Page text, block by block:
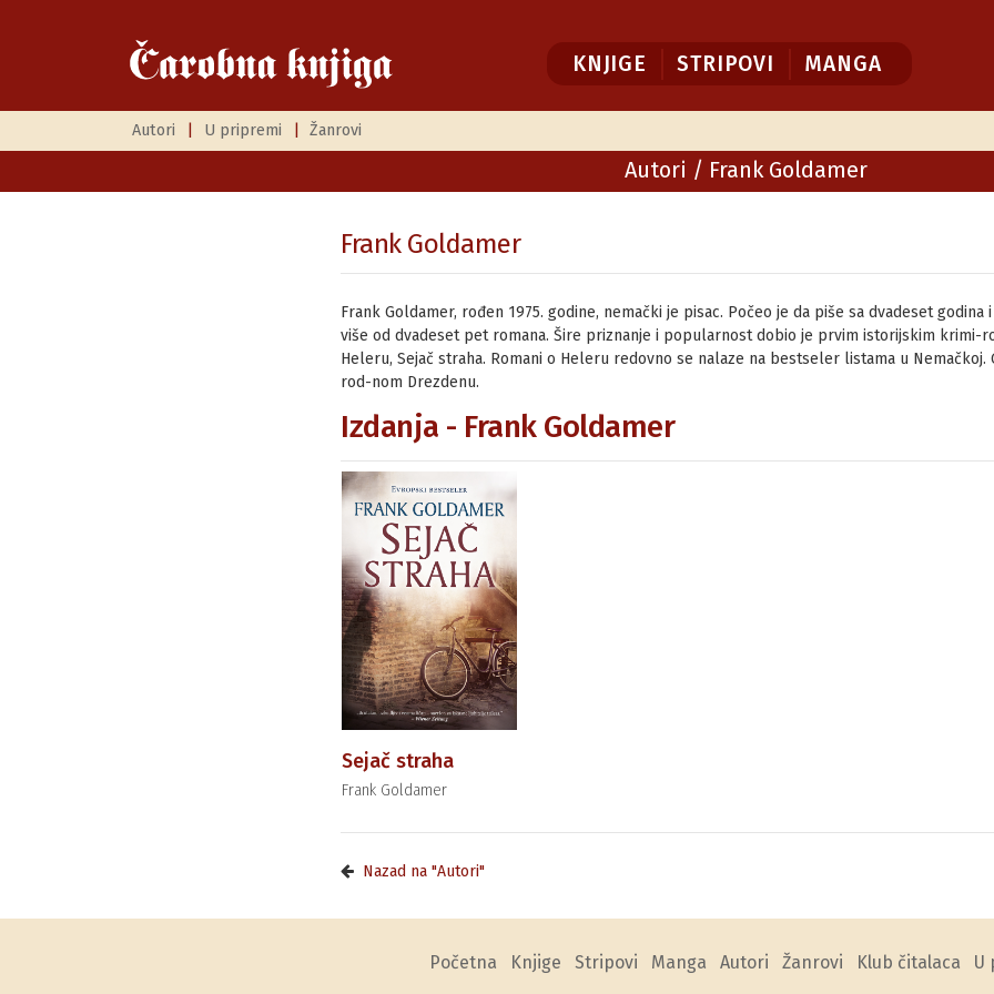
KNJIGE STRIPOVI MANGA
Autori U pripremi Žanrovi
Autori / Frank Goldamer
Frank Goldamer
Frank Goldamer, rođen 1975. godine, nemački je pisac. Počeo je da piše sa dvadeset godina
više od dvadeset pet romana. Šire priznanje i popularnost dobio je prvim istorijskim krimi-
Heleru, Sejač straha. Romani o Heleru redovno se nalaze na bestseler listama u Nemačkoj.
rod-nom Drezdenu.
Izdanja - Frank Goldamer
Sejač straha
Frank Goldamer
Nazad na "Autori"
Početna Knjige Stripovi Manga Autori Žanrovi Klub čitalaca U